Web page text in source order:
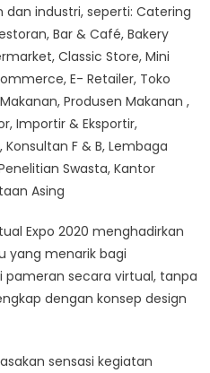
industri, seperti: Catering
Bar & Café, Bakery
Classic Store, Mini
E- Retailer, Toko
Produsen Makanan ,
Importir & Eksportir,
F & B, Lembaga
Swasta, Kantor
Asing
Expo 2020 menghadirkan
yang menarik bagi
secara virtual, tanpa
dengan konsep design
sensasi kegiatan